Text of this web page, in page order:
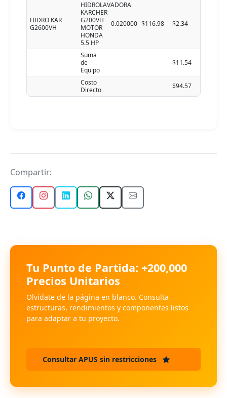
HIDRO KAR
G2600VH
HIDROLAVADORA
KARCHER
G200VH
MOTOR
HONDA
5.5 HP
0.020000 $116.98 $2.34
Suma
de
Equipo
$11.54
Costo
Directo
$94.57
Compartir:
Tu Punto de Partida: +200,000
Precios Unitarios
Olvídate de la página en blanco. Consulta
estructuras, rendimientos y componentes listos
para adaptar a tu proyecto.
Consultar APUS sin restricciones